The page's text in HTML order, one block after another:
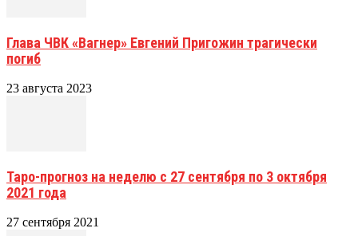
Глава ЧВК «Вагнер» Евгений Пригожин трагически
погиб
23 августа 2023
Таро-прогноз на неделю с 27 сентября по 3 октября
2021 года
27 сентября 2021